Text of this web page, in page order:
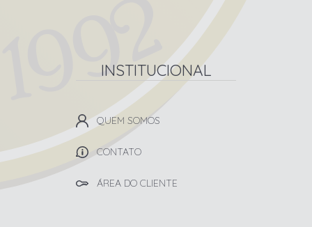
INSTITUCIONAL
QUEM SOMOS
CONTATO
ÁREA DO CLIENTE